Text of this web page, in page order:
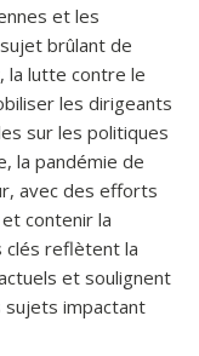
et les
brûlant de
la lutte contre le
les dirigeants
sur les politiques
la pandémie de
avec des efforts
contenir la
clés reflètent la
et soulignent
sujets impactant